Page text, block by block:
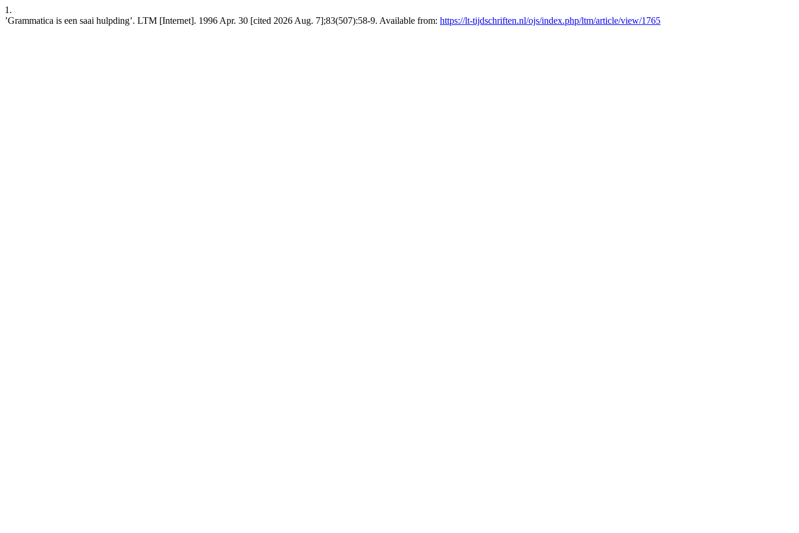
1.
’Grammatica is een saai hulpding’. LTM [Internet]. 1996 Apr. 30 [cited 2026 Aug. 7];83(507):58-9. Available from: https://lt-tijdschriften.nl/ojs/index.php/ltm/article/view/1765